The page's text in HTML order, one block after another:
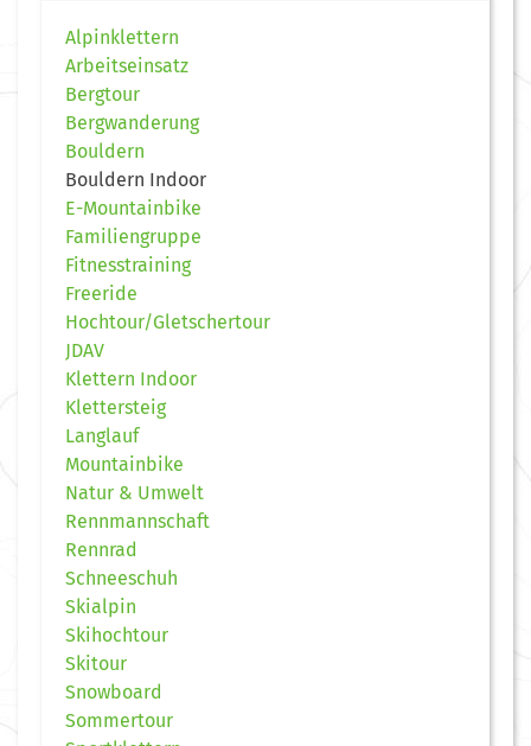
Alpinklettern
Arbeitseinsatz
Bergtour
Bergwanderung
Bouldern
Bouldern Indoor
E-Mountainbike
Familiengruppe
Fitnesstraining
Freeride
Hochtour/Gletschertour
JDAV
Klettern Indoor
Klettersteig
Langlauf
Mountainbike
Natur & Umwelt
Rennmannschaft
Rennrad
Schneeschuh
Skialpin
Skihochtour
Skitour
Snowboard
Sommertour